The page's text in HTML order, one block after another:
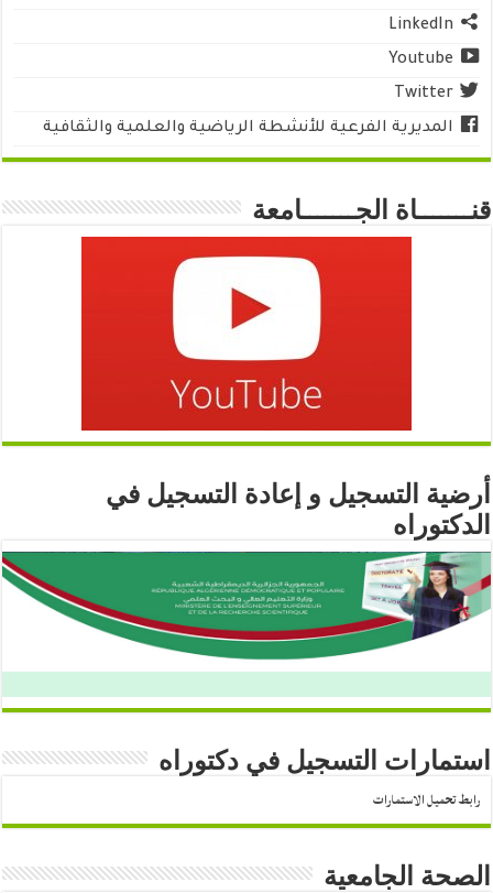
LinkedIn
Youtube
Twitter
المديرية الفرعية للأنشطة الرياضية والعلمية والثقافية
قنـــــــاة الجـــــــامعة
أرضية التسجيل و إعادة التسجيل في
الدكتوراه
استمارات التسجيل في دكتوراه
رابط تحميل الاستمارات
الصحة الجامعية